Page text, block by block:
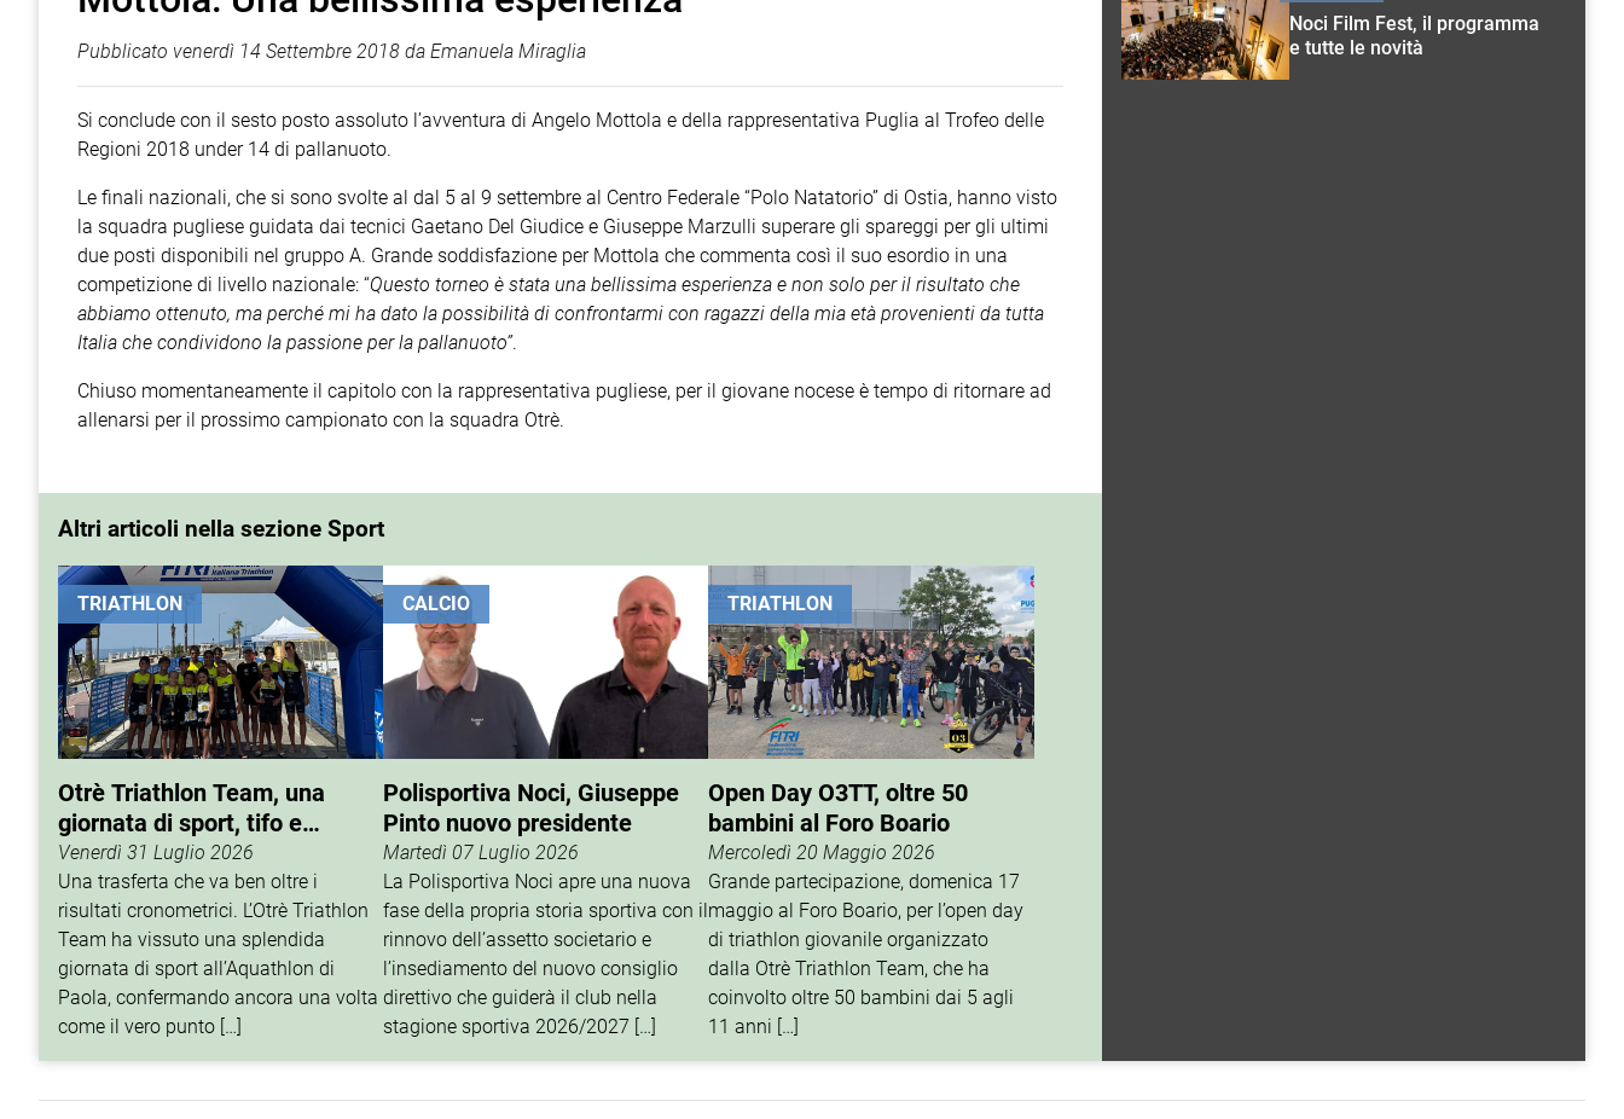
Pubblicato venerdì 14 Settembre 2018 da Emanuela Miraglia
Si conclude con il sesto posto assoluto l’avventura di Angelo Mottola e della rappresentativa Puglia al Trofeo delle
Regioni 2018 under 14 di pallanuoto.
Le finali nazionali, che si sono svolte al dal 5 al 9 settembre al Centro Federale “Polo Natatorio” di Ostia, hanno visto
la squadra pugliese guidata dai tecnici Gaetano Del Giudice e Giuseppe Marzulli superare gli spareggi per gli ultimi
due posti disponibili nel gruppo A. Grande soddisfazione per Mottola che commenta così il suo esordio in una
competizione di livello nazionale: “Questo torneo è stata una bellissima esperienza e non solo per il risultato che
abbiamo ottenuto, ma perché mi ha dato la possibilità di confrontarmi con ragazzi della mia età provenienti da tutta
Italia che condividono la passione per la pallanuoto”.
Chiuso momentaneamente il capitolo con la rappresentativa pugliese, per il giovane nocese è tempo di ritornare ad
allenarsi per il prossimo campionato con la squadra Otrè.
Altri articoli nella sezione Sport
TRIATHLON
Otrè Triathlon Team, una
giornata di sport, tifo e
condivisione
Venerdì 31 Luglio 2026
Una trasferta che va ben oltre i
risultati cronometrici. L’Otrè Triathlon
Team ha vissuto una splendida
giornata di sport all’Aquathlon di
Paola, confermando ancora una volta
come il vero punto […]
CALCIO
Polisportiva Noci, Giuseppe
Pinto nuovo presidente
Martedì 07 Luglio 2026
La Polisportiva Noci apre una nuova
fase della propria storia sportiva con il
rinnovo dell’assetto societario e
l’insediamento del nuovo consiglio
direttivo che guiderà il club nella
stagione sportiva 2026/2027 […]
TRIATHLON
Open Day O3TT, oltre 50
bambini al Foro Boario
Mercoledì 20 Maggio 2026
Grande partecipazione, domenica 17
maggio al Foro Boario, per l’open day
di triathlon giovanile organizzato
dalla Otrè Triathlon Team, che ha
coinvolto oltre 50 bambini dai 5 agli
11 anni […]
Noci Film Fest, il programma
e tutte le novità